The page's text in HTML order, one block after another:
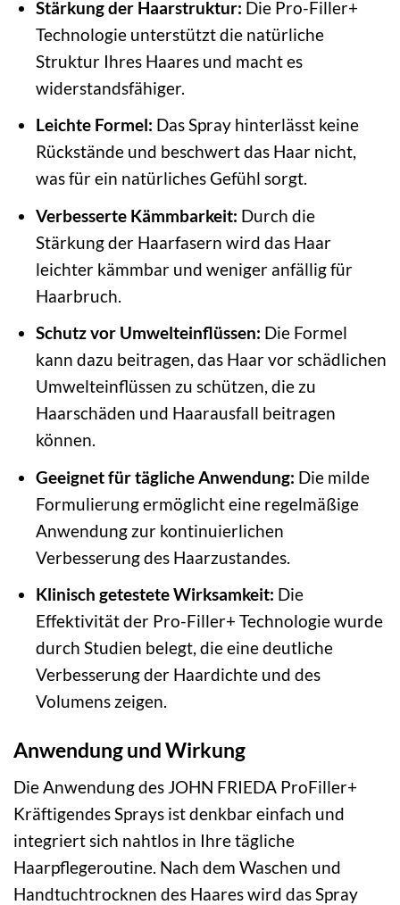
Stärkung der Haarstruktur: Die Pro-Filler+
Technologie unterstützt die natürliche
Struktur Ihres Haares und macht es
widerstandsfähiger.
Leichte Formel: Das Spray hinterlässt keine
Rückstände und beschwert das Haar nicht,
was für ein natürliches Gefühl sorgt.
Verbesserte Kämmbarkeit: Durch die
Stärkung der Haarfasern wird das Haar
leichter kämmbar und weniger anfällig für
Haarbruch.
Schutz vor Umwelteinflüssen: Die Formel
kann dazu beitragen, das Haar vor schädlichen
Umwelteinflüssen zu schützen, die zu
Haarschäden und Haarausfall beitragen
können.
Geeignet für tägliche Anwendung: Die milde
Formulierung ermöglicht eine regelmäßige
Anwendung zur kontinuierlichen
Verbesserung des Haarzustandes.
Klinisch getestete Wirksamkeit: Die
Effektivität der Pro-Filler+ Technologie wurde
durch Studien belegt, die eine deutliche
Verbesserung der Haardichte und des
Volumens zeigen.
Anwendung und Wirkung
Die Anwendung des JOHN FRIEDA ProFiller+
Kräftigendes Sprays ist denkbar einfach und
integriert sich nahtlos in Ihre tägliche
Haarpflegeroutine. Nach dem Waschen und
Handtuchtrocknen des Haares wird das Spray